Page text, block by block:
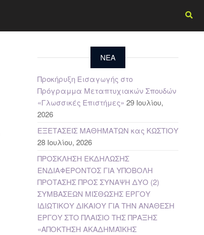
NEA
Προκήρυξη Εισαγωγής στο
Πρόγραμμα Μεταπτυχιακών Σπουδών
«Γλωσσικές Επιστήμες» 29 Ιουλίου,
2026
ΕΞΕΤΑΣΕΙΣ ΜΑΘΗΜΑΤΩΝ κας ΚΩΣΤΙΟΥ
28 Ιουλίου, 2026
ΠΡΟΣΚΛΗΣΗ ΕΚΔΗΛΩΣΗΣ
ΕΝΔΙΑΦΕΡΟΝΤΟΣ ΓΙΑ ΥΠΟΒΟΛΗ
ΠΡΟΤΑΣΗΣ ΠΡΟΣ ΣΥΝΑΨΗ ΔΥΟ (2)
ΣΥΜΒΑΣΕΩΝ ΜΙΣΘΩΣΗΣ ΕΡΓΟΥ
ΙΔΙΩΤΙΚΟΥ ΔΙΚΑΙΟΥ ΓΙΑ ΤΗΝ ΑΝΑΘΕΣΗ
ΕΡΓΟΥ ΣΤΟ ΠΛΑΙΣΙΟ ΤΗΣ ΠΡΑΞΗΣ
«ΑΠΟΚΤΗΣΗ ΑΚΑΔΗΜΑΪΚΗΣ